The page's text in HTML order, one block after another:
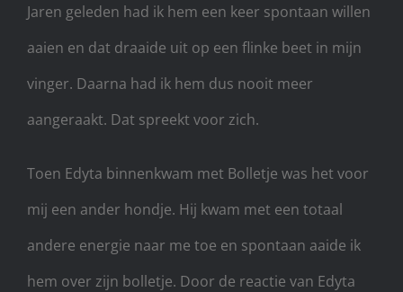
Jaren geleden had ik hem een keer spontaan willen
aaien en dat draaide uit op een flinke beet in mijn
vinger. Daarna had ik hem dus nooit meer
aangeraakt. Dat spreekt voor zich.
Toen Edyta binnenkwam met Bolletje was het voor
mij een ander hondje. Hij kwam met een totaal
andere energie naar me toe en spontaan aaide ik
hem over zijn bolletje. Door de reactie van Edyta